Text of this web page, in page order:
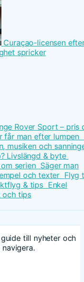
Curaçao-licensen
spricker
Rover Sport – pris
får man efter lumpen
musiken och
Livslängd & byte
serien Säger man
och texter Flyg
& tips Enkel
och tips
till nyheter och